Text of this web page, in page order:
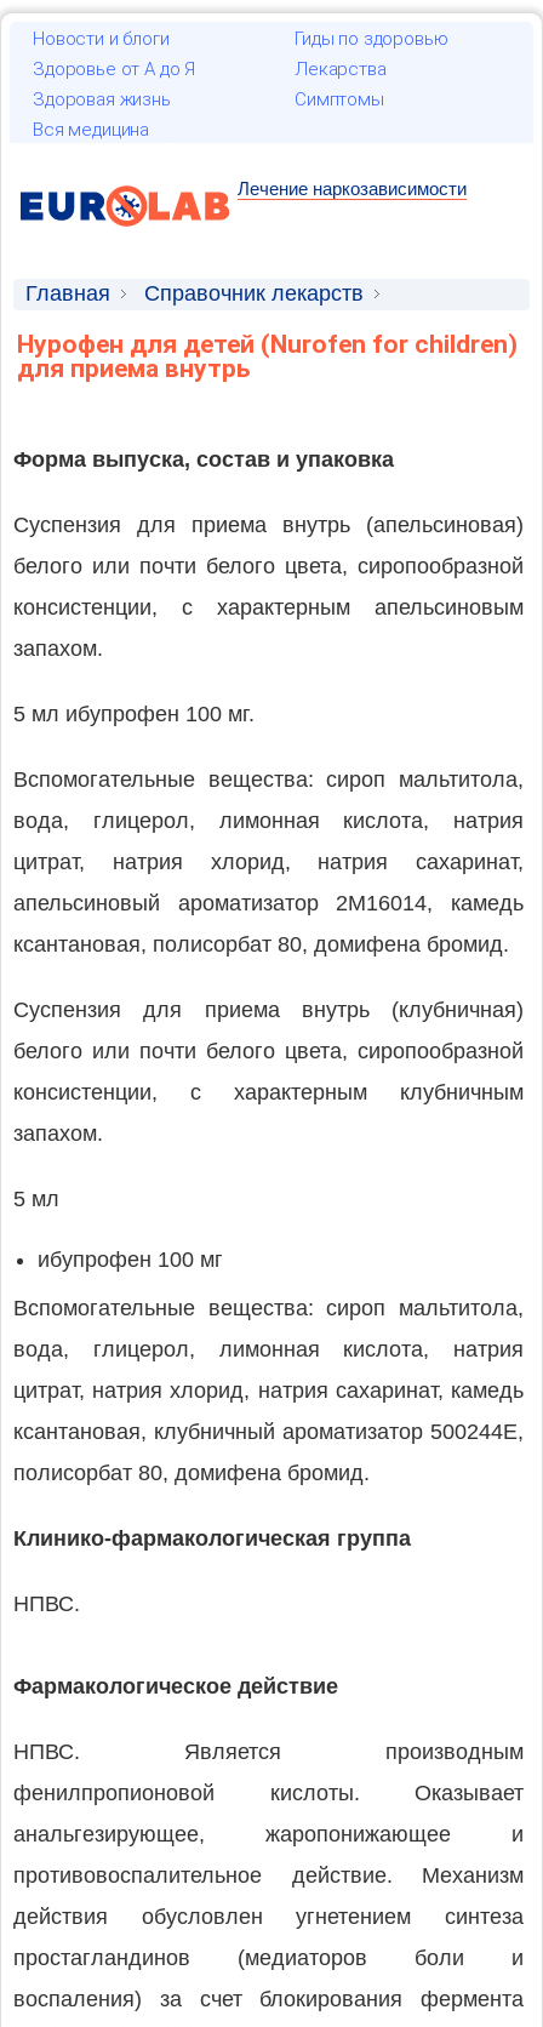
Новости и блоги
Гиды по здоровью
Здоровье от А до Я
Лекарства
Здоровая жизнь
Симптомы
Вся медицина
Лечение наркозависимости
Главная
Справочник лекарств
Лекарственные средства
Нурофен для детей (Nurofen for children)
для приема внутрь
Форма выпуска, состав и упаковка
Суспензия для приема внутрь (апельсиновая)
белого или почти белого цвета, сиропообразной
консистенции, с характерным апельсиновым
запахом.
5 мл ибупрофен 100 мг.
Вспомогательные вещества: сироп мальтитола,
вода, глицерол, лимонная кислота, натрия
цитрат, натрия хлорид, натрия сахаринат,
апельсиновый ароматизатор 2М16014, камедь
ксантановая, полисорбат 80, домифена бромид.
Суспензия для приема внутрь (клубничная)
белого или почти белого цвета, сиропообразной
консистенции, с характерным клубничным
запахом.
5 мл
ибупрофен 100 мг
Вспомогательные вещества: сироп мальтитола,
вода, глицерол, лимонная кислота, натрия
цитрат, натрия хлорид, натрия сахаринат, камедь
ксантановая, клубничный ароматизатор 500244E,
полисорбат 80, домифена бромид.
Клинико-фармакологическая группа
НПВС.
Фармакологическое действие
НПВС. Является производным
фенилпропионовой кислоты. Оказывает
анальгезирующее, жаропонижающее и
противовоспалительное действие. Механизм
действия обусловлен угнетением синтеза
простагландинов (медиаторов боли и
воспаления) за счет блокирования фермента